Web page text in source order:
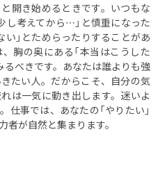
開き始めるときです。いつもな
し考えてから…」と慎重になった
い」とためらったりすることがあ
胸の奥にある「本当はこうした
るべきです。あなたは誰よりも強
たい人。だからこそ、自分の気
は一気に動き出します。迷いよ
仕事では、あなたの「やりたい」
者が自然と集まります。